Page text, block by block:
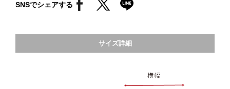
SNSでシェアする
サイズ詳細